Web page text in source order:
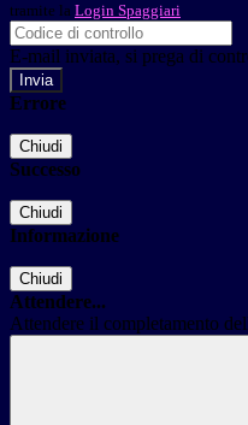
tramite la Login Spaggiari
E-mail inviata, si prega di
Errore
Chiudi
Successo
Chiudi
Informazione
Chiudi
Attendere...
Attendere il completamento